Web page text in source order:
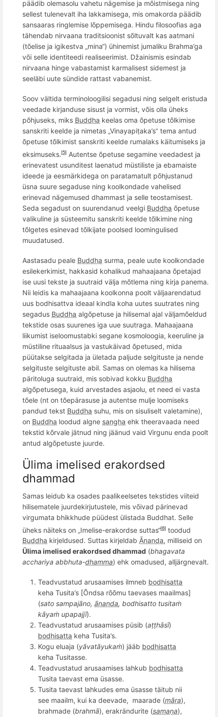
päädib olemasolu vahetu nägemise ja mõistmisega ning
sellest tulenevalt iha lakkamisega, mis omakorda päädib
sansaaras ringlemise lõppemisega. Hindu filosoofias aga
tähendab nirvaana traditsioonist sõltuvalt kas aatmani
(tõelise ja igikestva „mina“) ühinemist jumaliku Brahma’ga
või selle identiteedi realiseerimist. Džainismis esindab
nirvaana hinge vabastamist karmalisest sidemest ja
seeläbi uute sündide rattast vabanemist.
Soov vältida terminoloogilisi segadusi ning selgelt eristuda
veedade kirjanduse sisust ja vormist, võis olla üheks
põhjuseks, miks Buddha keelas oma õpetuse tõlkimise
sanskriti keelde ja nimetas „Vinayapiṭaka’s“ tema antud
õpetuse tõlkimist sanskriti keelde rumalaks käitumiseks ja
eksimuseks. [5]
Autentse õpetuse segamine veedadest ja
erinevatest usunditest laenatud müstiliste ja ebamaiste
ideede ja eesmärkidega on paratamatult põhjustanud
üsna suure segaduse ning koolkondade vahelised
erinevad nägemused dhammast ja selle teostamisest.
Seda segadust on suurendanud veelgi Buddha õpetuse
valikuline ja süsteemitu sanskriti keelde tõlkimine ning
tõlgetes esinevad tõlkijate poolsed loomingulised
muudatused.
Aastasadu peale Buddha surma, peale uute koolkondade
esilekerkimist, hakkasid kohalikud mahaajaana õpetajad
ise uusi tekste ja suutraid välja mõtlema ning kirja panema.
Nii leidis ka mahaajaana koolkonna poolt väljaarendatud
uus bodhisattva ideaal kindla koha uutes suutrates ning
segadus Buddha algõpetuse ja hilisemal ajal väljamõeldud
tekstide osas suurenes iga uue suutraga. Mahaajaana
liikumist iseloomustabki segane kosmoloogia, keeruline ja
müstiline rituaalsus ja vastukäivad õpetused, mida
püütakse selgitada ja ületada paljude selgituste ja nende
selgituste selgituste abil. Samas on olemas ka hilisema
päritoluga suutraid, mis sobivad kokku Buddha
algõpetusega, kuid arvestades asjaolu, et need ei vasta
tõele (nt on tõepärasuse ja autentse mulje loomiseks
pandud tekst Buddha suhu, mis on sisuliselt valetamine),
on Buddha loodud algne sangha ehk theeravaada need
tekstid kõrvale jätnud ning jäänud vaid Virgunu enda poolt
antud algõpetuste juurde.
Ülima imelised erakordsed
dhammad
Samas leidub ka osades paalikeelsetes tekstides viiteid
hilisematele juurdekirjutustele, mis võivad pärinevad
virgumata bhikkhude püüdest ülistada Buddhat. Selle
üheks näiteks on „Imelise-erakordse suttas“[6] toodud
Buddha kirjeldused. Suttas kirjeldab Ānanda, milliseid on
Ülima imelised erakordsed dhammad (bhagavata
acchariya abbhuta-dhamma) ehk omadused, alljärgnevalt.
Teadvustatud arusaamises ilmneb bodhisatta
keha Tusita’s [Õndsa rõõmu taevases maailmas]
(sato sampajāno, ānanda, bodhisatto tusitaṁ
kāyaṁ upapajjī).
Teadvustatud arusaamises püsib (aṭṭhāsī)
bodhisatta keha Tusita’s.
Kogu eluaja (yāvatāyukaṁ) jääb bodhisatta
keha Tusitasse.
Teadvustatud arusaamises lahkub bodhisatta
Tusita taevast ema üsasse.
Tusita taevast lahkudes ema üsasse täitub nii
see maailm, kui ka deevade, maarade (māra),
brahmade (brahmā), erakrändurite (samaṇa),